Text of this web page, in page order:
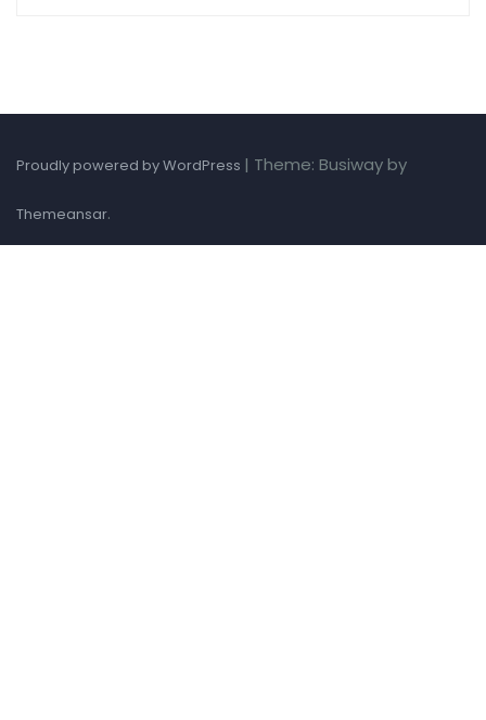
Proudly powered by WordPress | Theme: Busiway by
Themeansar.